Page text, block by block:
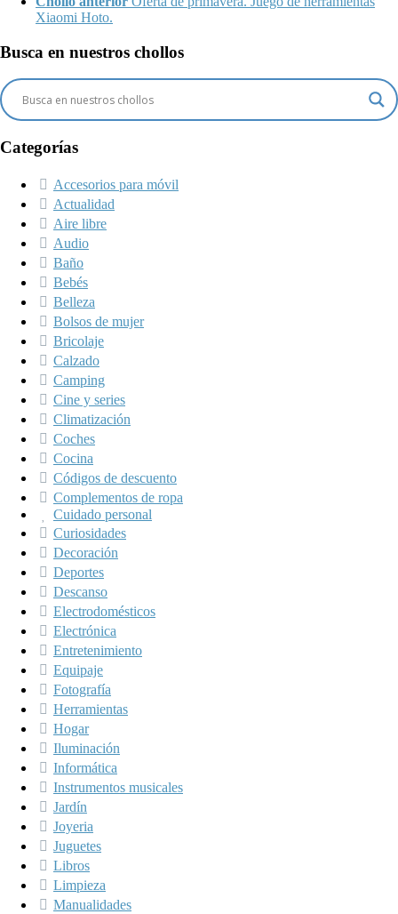
Xiaomi Hoto.
Busca en nuestros chollos
Categorías
Accesorios para móvil
Actualidad
Aire libre
Audio
Baño
Bebés
Belleza
Bolsos de mujer
Bricolaje
Calzado
Camping
Cine y series
Climatización
Coches
Cocina
Códigos de descuento
Complementos de ropa
Cuidado personal
Curiosidades
Decoración
Deportes
Descanso
Electrodomésticos
Electrónica
Entretenimiento
Equipaje
Fotografía
Herramientas
Hogar
Iluminación
Informática
Instrumentos musicales
Jardín
Joyeria
Juguetes
Libros
Limpieza
Manualidades